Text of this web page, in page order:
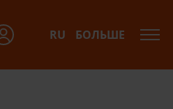
RU БОЛЬШЕ